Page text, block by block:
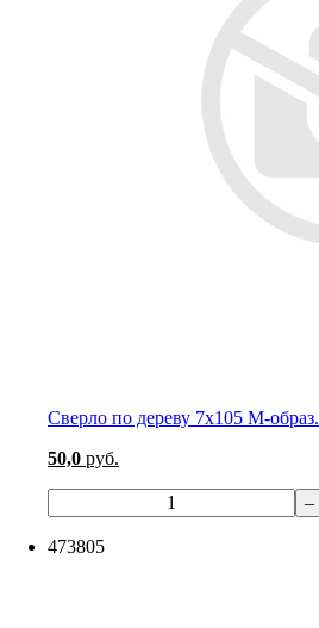
Сверло по дереву 7х105 М-
50,0 руб.
–
473805